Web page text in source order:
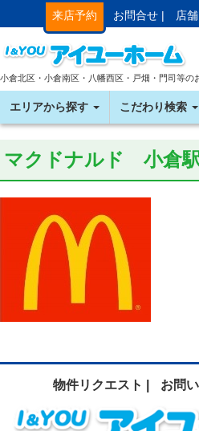
来店予約 お問合せ | 店
小倉北区・小倉南区・八幡西区・戸畑・門司等の
エリアから探す こだわり検索
マクドナルド 小倉
物件リクエスト | お問